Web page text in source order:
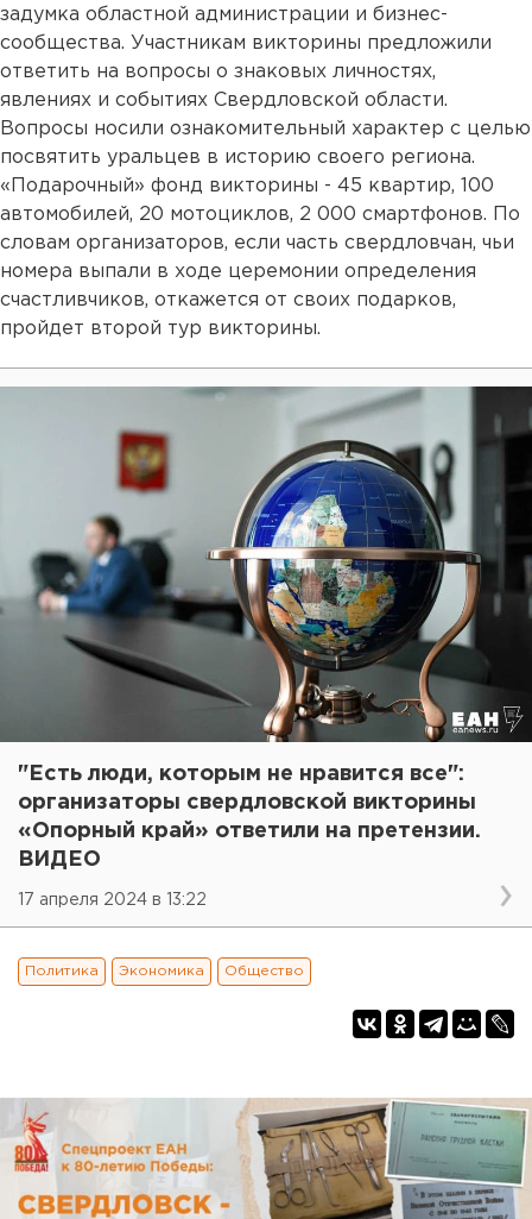
задумка областной администрации и бизнес-
сообщества. Участникам викторины предложили
ответить на вопросы о знаковых личностях,
явлениях и событиях Свердловской области.
Вопросы носили ознакомительный характер с целью
посвятить уральцев в историю своего региона.
«Подарочный» фонд викторины - 45 квартир, 100
автомобилей, 20 мотоциклов, 2 000 смартфонов. По
словам организаторов, если часть свердловчан, чьи
номера выпали в ходе церемонии определения
счастливчиков, откажется от своих подарков,
пройдет второй тур викторины.
"Есть люди, которым не нравится все":
организаторы свердловской викторины
«Опорный край» ответили на претензии.
ВИДЕО
17 апреля 2024 в 13:22
Политика Экономика Общество